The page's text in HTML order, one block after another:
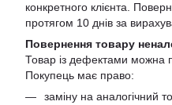
конкретного клієнта.
протягом 10 днів за
Повернення товару
Товар із дефектами можна
Покупець має право:
заміну на аналогічний